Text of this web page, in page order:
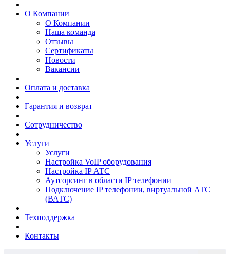
О Компании
О Компании
Наша команда
Отзывы
Сертификаты
Новости
Вакансии
Оплата и доставка
Гарантия и возврат
Сотрудничество
Услуги
Услуги
Настройка VoIP оборудования
Настройка IP АТС
Аутсорсинг в области IP телефонии
Подключение IP телефонии, виртуальной АТС
(ВАТС)
Техподдержка
Контакты